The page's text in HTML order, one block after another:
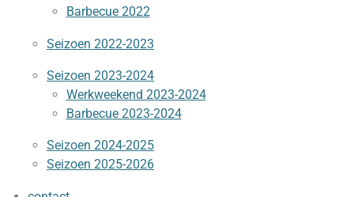
Barbecue 2022
Seizoen 2022-2023
Seizoen 2023-2024
Werkweekend 2023-2024
Barbecue 2023-2024
Seizoen 2024-2025
Seizoen 2025-2026